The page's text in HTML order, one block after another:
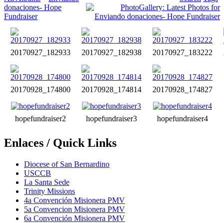
donaciones- Hope
Fundraiser
20170927_182933 20170927_182938 20170927_183222
20170928_174800 20170928_174814 20170928_174827
hopefundraiser2 hopefundraiser3 hopefundraiser4
Enlaces / Quick Links
Diocese of San Bernardino
USCCB
La Santa Sede
Trinity Missions
4a Convención Misionera PMV
5a Convencion Misionera PMV
6a Convención Misionera PMV